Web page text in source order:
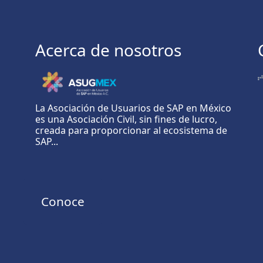
Acerca de nosotros
La Asociación de Usuarios de SAP en México
es una Asociación Civil, sin fines de lucro,
creada para proporcionar al ecosistema de
SAP...
Conoce